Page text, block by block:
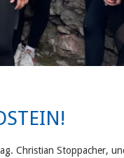
Christian Stoppacher,